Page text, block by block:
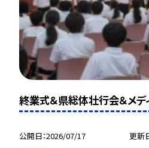
終業式＆県総体壮行会＆メ
公開日 2026/07/17 更新